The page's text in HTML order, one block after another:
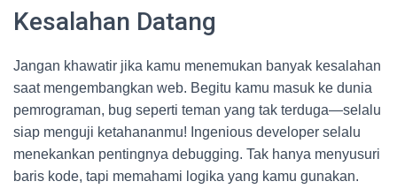
Kesalahan Datang
Jangan khawatir jika kamu menemukan banyak kesalahan
saat mengembangkan web. Begitu kamu masuk ke dunia
pemrograman, bug seperti teman yang tak terduga—selalu
siap menguji ketahananmu! Ingenious developer selalu
menekankan pentingnya debugging. Tak hanya menyusuri
baris kode, tapi memahami logika yang kamu gunakan.